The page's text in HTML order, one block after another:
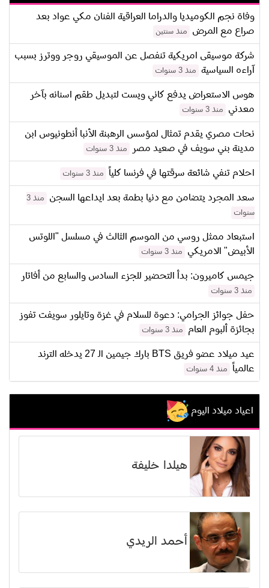
وفاة نجم الكوميديا والدراما العراقية الفنان مكي عواد بعد
صراع مع المرض
منذ سنتين
شركة موسيقى امريكية تنفصل عن الموسيقي روجر ووترز بسبب
آراءه السياسية
منذ 3 سنوات
هوس الاستعراض يدفع كاني ويست لتبديل طقم اسنانه بآخر
معدني
منذ 3 سنوات
نحات مصري يقدم تمثال لمؤسس الرهبنة الأنبا أنطونيوس ابن
مدينة بني سويف في صعيد مصر
منذ 3 سنوات
احلام تنفي شائعة سرقتها في فرنسا كلياً منذ 3 سنوات
سعد المجرد يتضامن مع دنيا بطمة بعد ايداعها السجن
منذ 3
سنوات
استبعاد ممثل روسي من الموسم الثالث في مسلسل "اللوتس
الأبيض" الامريكي
منذ 3 سنوات
جيمس كاميرون: بدأ التحضير للجزء السادس والسابع من أفاتار
منذ 3 سنوات
حفل جوائز الجرامي: دعوة للسلام في غزة وتايلور سويفت تفوز
بجائزة ألبوم العام
منذ 3 سنوات
عيد ميلاد عضو فريق BTS بارك جيمين الـ 27 يدخله الترند
عالمياً
منذ 4 سنوات
اعياد ميلاد اليوم
هيلدا خليفة
أحمد الريدي